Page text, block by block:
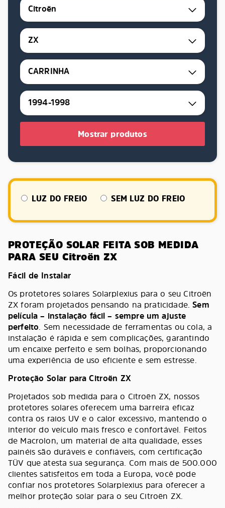
Citroën
ZX
CARRINHA
1994-1998
Mostrar produtos
LUZ DO FREIO SEM LUZ DO FREIO
PROTEÇÃO SOLAR FEITA SOB MEDIDA
PARA SEU Citroën ZX
Fácil de Instalar
Os protetores solares Solarplexius para o seu Citroën
ZX foram projetados pensando na praticidade.Sem
película – instalação fácil – sempre um ajuste
perfeito. Sem necessidade de ferramentas ou cola, a
instalação é rápida e sem complicações, garantindo
um encaixe perfeito e sem bolhas, proporcionando
uma experiência de uso eficiente e sem estresse.
Proteção Solar para Citroën ZX
Projetados sob medida para o Citroën ZX, nossos
protetores solares oferecem uma barreira eficaz
contra os raios UV e o calor excessivo, mantendo o
interior do veículo mais fresco e confortável. Feitos
de Macrolon, um material de alta qualidade, esses
painéis são duráveis e confiáveis, com certificação
TÜV que atesta sua segurança. Com mais de 500.000
clientes satisfeitos em toda a Europa, você pode
confiar nos protetores Solarplexius para oferecer a
melhor proteção solar para o seu Citroën ZX.